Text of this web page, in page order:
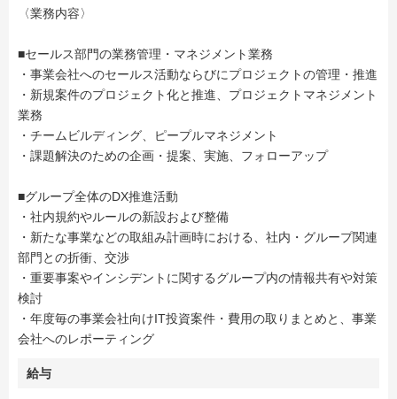
〈業務内容〉
■セールス部門の業務管理・マネジメント業務
・事業会社へのセールス活動ならびにプロジェクトの管理・推進
・新規案件のプロジェクト化と推進、プロジェクトマネジメント
業務
・チームビルディング、ピープルマネジメント
・課題解決のための企画・提案、実施、フォローアップ
■グループ全体のDX推進活動
・社内規約やルールの新設および整備
・新たな事業などの取組み計画時における、社内・グループ関連
部門との折衝、交渉
・重要事案やインシデントに関するグループ内の情報共有や対策
検討
・年度毎の事業会社向けIT投資案件・費用の取りまとめと、事業
会社へのレポーティング
給与